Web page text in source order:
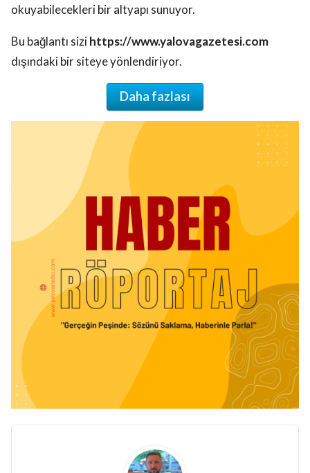
okuyabilecekleri bir altyapı sunuyor.
Bu bağlantı sizihttps://www.yalovagazetesi.com
dışındaki bir siteye yönlendiriyor.
Daha fazlası